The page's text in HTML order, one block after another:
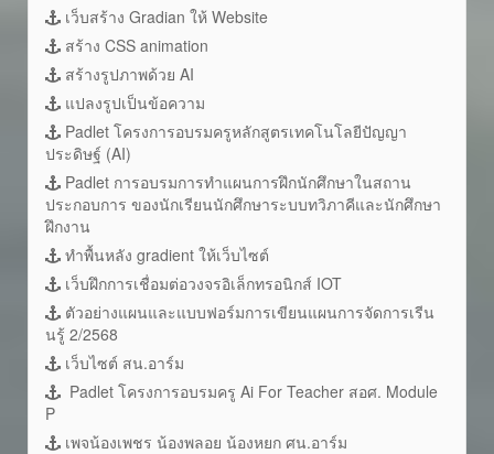
เว็บสร้าง Gradian ให้ Website
สร้าง CSS animation
สร้างรูปภาพด้วย AI
แปลงรูปเป็นข้อความ
Padlet โครงการอบรมครูหลักสูตรเทคโนโลยีปัญญา
ประดิษฐ์ (AI)
Padlet การอบรมการทำแผนการฝึกนักศึกษาในสถาน
ประกอบการ ของนักเรียนนักศึกษาระบบทวิภาคีและนักศึกษา
ฝึกงาน
ทำพื้นหลัง gradient ให้เว็บไซต์
เว็บฝึกการเชื่อมต่อวงจรอิเล็กทรอนิกส์ IOT
ตัวอย่างแผนและแบบฟอร์มการเขียนแผนการจัดการเรีน
นรู้ 2/2568
เว็บไซต์ สน.อาร์ม
Padlet โครงการอบรมครู Ai For Teacher สอศ. Module
P
เพจน้องเพชร น้องพลอย น้องหยก ศน.อาร์ม